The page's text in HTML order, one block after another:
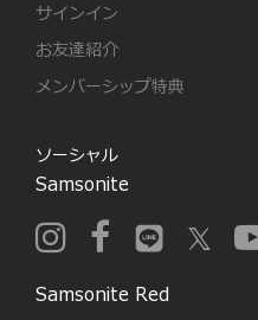
サインイン
お友達紹介
メンバーシップ特典
ソーシャル
Samsonite
Samsonite Red